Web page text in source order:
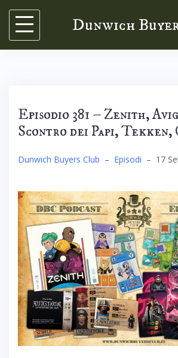
Skip
content
Dunwich
Episodio 381 – Zenith,
Scontro dei Papi, Tekken,
Dunwich Buyers Club – Episodi – 17